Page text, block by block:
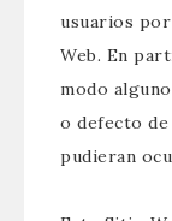
usuarios
Web. En
modo
o defecto de
pudieran